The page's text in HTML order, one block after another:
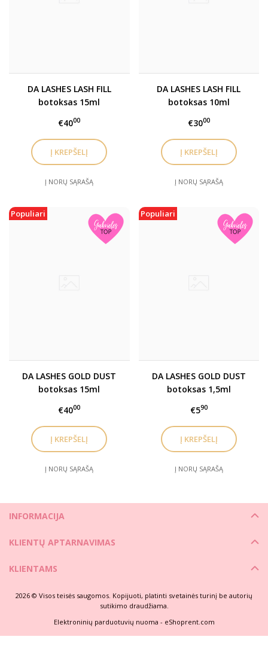
DA LASHES LASH FILL
botoksas 15ml
€4000
Į NORŲ SĄRAŠĄ
DA LASHES LASH FILL
botoksas 10ml
€3000
Į NORŲ SĄRAŠĄ
Populiari
DA LASHES GOLD DUST
botoksas 15ml
€4000
Į NORŲ SĄRAŠĄ
Populiari
DA LASHES GOLD DUST
botoksas 1,5ml
€590
Į NORŲ SĄRAŠĄ
INFORMACIJA
KLIENTŲ APTARNAVIMAS
KLIENTAMS
2026 © Visos teisės saugomos. Kopijuoti, platinti svetainės turinį be autorių
sutikimo draudžiama.
Elektroninių parduotuvių nuoma - eShoprent.com